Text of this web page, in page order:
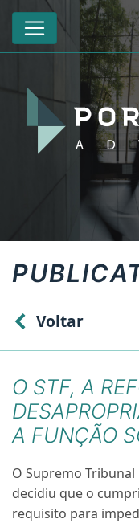
Voltar
O STF, A
A FUNÇÃO
O Supremo Tribunal
decidiu que o
requisito para